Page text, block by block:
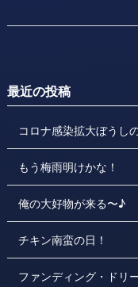
最近の投稿
コロナ感染拡大ぼうし
もう梅雨明けかな！
俺の大好物が来る〜♪
チキン南蛮の日！
ファンディング・ドリ